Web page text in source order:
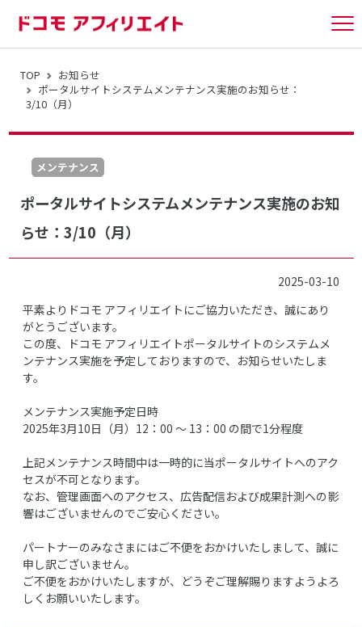
TOP
お知らせ
ポータルサイトシステムメンテナンス実施のお知らせ：
3/10（月）
メンテナンス
ポータルサイトシステムメンテナンス実施のお知
らせ：3/10（月）
2025-03-10
平素よりドコモ アフィリエイトにご協力いただき、誠にあり
がとうございます。
この度、ドコモ アフィリエイトポータルサイトのシステムメ
ンテナンス実施を予定しておりますので、お知らせいたしま
す。
メンテナンス実施予定日時
2025年3月10日（月）12：00 ～ 13：00 の間で1分程度
上記メンテナンス時間中は一時的に当ポータルサイトへのアク
セスが不可となります。
なお、管理画面へのアクセス、広告配信および成果計測への影
響はございませんのでご安心ください。
パートナーのみなさまにはご不便をおかけいたしまして、誠に
申し訳ございません。
ご不便をおかけいたしますが、どうぞご理解賜りますようよろ
しくお願いいたします。